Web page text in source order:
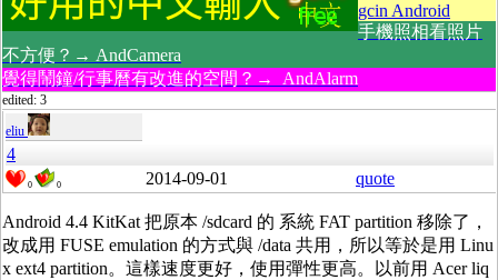
gcin Android
手機照相看照片
不方便？→ AndCamera
覺得鬧鐘/行事曆有改進的空間？→ AndAlarm
edited: 3
eliu
4
0 0 2014-09-01 quote
Android 4.4 KitKat 把原本 /sdcard 的 系統 FAT partition 移除了，
改成用 FUSE emulation 的方式與 /data 共用，所以等於是用 Linu
x ext4 partition。這樣速度更好，使用彈性更高。以前用 Acer liq